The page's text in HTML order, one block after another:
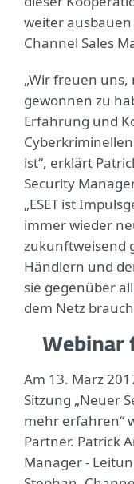
weiter ausbauen
Channel Sales
„Wir freuen uns,
gewonnen zu
Erfahrung und
ist“, erklärt
Security
„ESET ist
immer wieder
zukunftweisend
Händlern und
sie gegenüber
dem Netz
Webinar
Am 13. März
Sitzung „Neuer
mehr erfahren“
Partner. Patrick
Manager -